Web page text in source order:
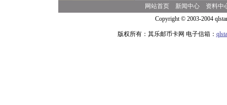
网站首页 新闻中心
资料中
Copyright © 2003-2004
版权所有：其乐邮币卡网 电子信箱：